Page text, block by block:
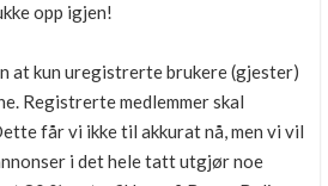
opp igjen!
at kun uregistrerte brukere (gjester)
Registrerte medlemmer skal
får vi ikke til akkurat nå, men vi vil
i det hele tatt utgjør noe